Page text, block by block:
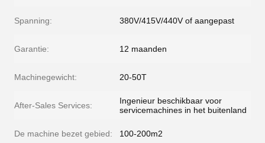
Spanning: 380V/415V/440V of aangepast
Garantie: 12 maanden
Machinegewicht: 20-50T
After-Sales Services:
Ingenieur beschikbaar voor
servicemachines in het buitenland
De machine bezet gebied: 100-200m2